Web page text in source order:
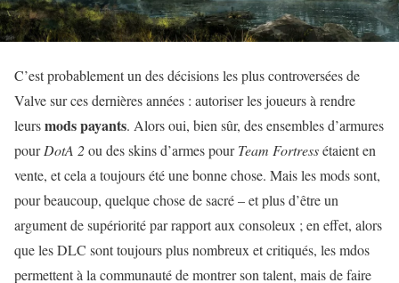
C’est probablement un des décisions les plus controversées de
Valve sur ces dernières années : autoriser les joueurs à rendre
leursmods payants. Alors oui, bien sûr, des ensembles d’armures
pourDotA 2ou des skins d’armes pourTeam Fortressétaient en
vente, et cela a toujours été une bonne chose. Mais les mods sont,
pour beaucoup, quelque chose de sacré – et plus d’être un
argument de supériorité par rapport aux consoleux ; en effet, alors
que les DLC sont toujours plus nombreux et critiqués, les mdos
permettent à la communauté de montrer son talent, mais de faire